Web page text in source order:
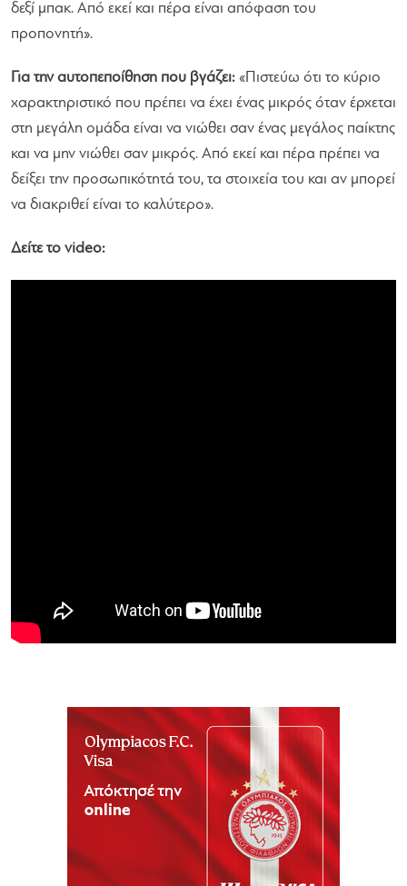
δεξί μπακ. Από εκεί και πέρα είναι απόφαση του
προπονητή».
Για την αυτοπεποίθηση που βγάζει: «Πιστεύω ότι το κύριο
χαρακτηριστικό που πρέπει να έχει ένας μικρός όταν έρχεται
στη μεγάλη ομάδα είναι να νιώθει σαν ένας μεγάλος παίκτης
και να μην νιώθει σαν μικρός. Από εκεί και πέρα πρέπει να
δείξει την προσωπικότητά του, τα στοιχεία του και αν μπορεί
να διακριθεί είναι το καλύτερο».
Δείτε το video: